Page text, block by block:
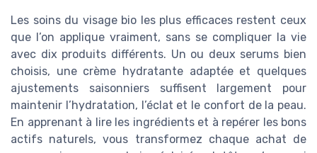
Les soins du visage bio les plus efficaces restent ceux
que l’on applique vraiment, sans se compliquer la vie
avec dix produits différents. Un ou deux serums bien
choisis, une crème hydratante adaptée et quelques
ajustements saisonniers suffisent largement pour
maintenir l’hydratation, l’éclat et le confort de la peau.
En apprenant à lire les ingrédients et à repérer les bons
actifs naturels, vous transformez chaque achat de